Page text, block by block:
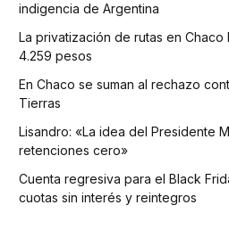
indigencia de Argentina
La privatización de rutas en
4.259 pesos
En Chaco se suman al rechazo
Tierras
Lisandro: «La idea del Presidente
retenciones cero»
Cuenta regresiva para el Black
cuotas sin interés y reintegros